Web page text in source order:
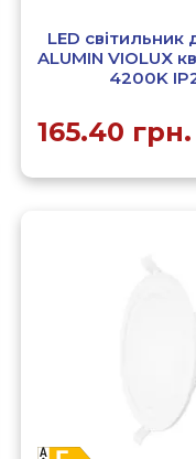
LED світильник
ALUMIN VIOLUX
4200K
165.40 грн.